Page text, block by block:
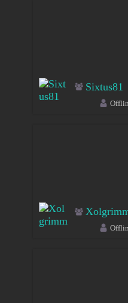
Sixtus81